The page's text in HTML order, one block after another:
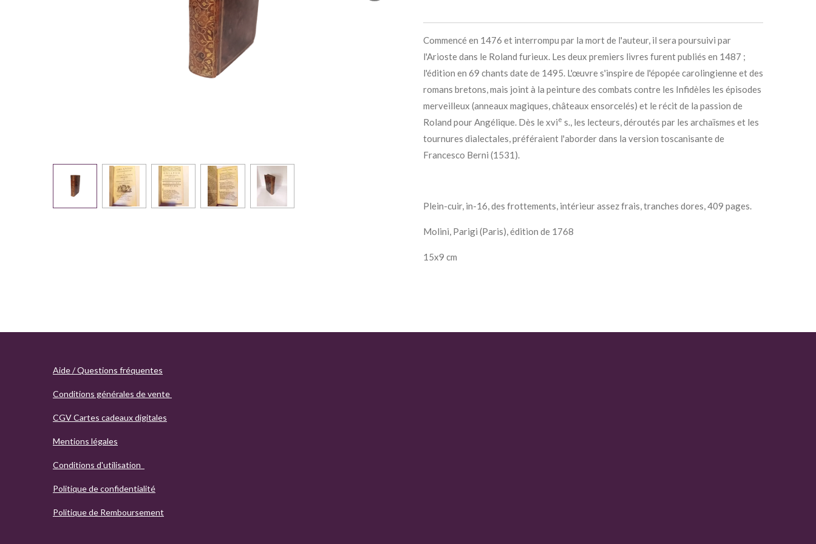
Commencé en 1476 et interrompu par la mort de l'auteur, il sera poursuivi par
l'Arioste dans le Roland furieux. Les deux premiers livres furent publiés en 1487 ;
l'édition en 69 chants date de 1495. L'œuvre s'inspire de l'épopée carolingienne et des
romans bretons, mais joint à la peinture des combats contre les Infidèles les épisodes
merveilleux (anneaux magiques, châteaux ensorcelés) et le récit de la passion de
Roland pour Angélique. Dès lexvie s., les lecteurs, déroutés par les archaïsmes et les
tournures dialectales, préféraient l'aborder dans la version toscanisante de
Francesco Berni (1531).
Plein-cuir, in-16, des frottements, intérieur assez frais, tranches dores, 409 pages.
Molini, Parigi (Paris), édition de 1768
15x9 cm
Aide / Questions fréquentes
Conditions générales de vente
CGV Cartes cadeaux digitales
Mentions légales
Conditions d'utilisation
Politique de confidentialité
Politique de Remboursement